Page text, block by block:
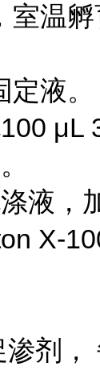
室温
液。
100 μL
液，
X-
渗剂